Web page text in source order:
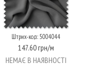
Штрих-код: 5004044
147.60 грн/м
НЕМАЄ В НАЯВНОСТІ